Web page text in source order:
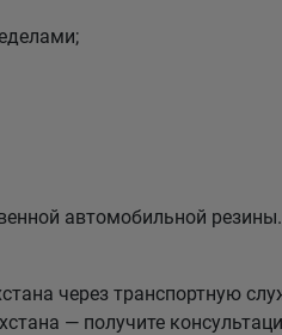
автомобильной
через транспортную
— получите